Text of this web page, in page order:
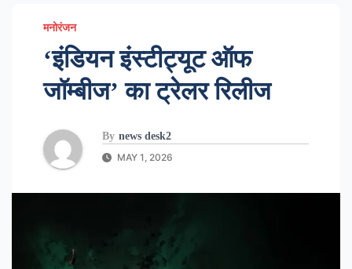
मनोरंजन
‘इंडियन इंस्टीट्यूट ऑफ
जॉम्बीज’ का ट्रेलर रिलीज
By news desk2
MAY 1, 2026